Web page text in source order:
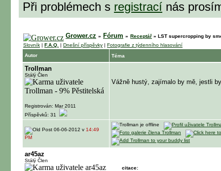
Při problémech s registrací nás
Grower.cz » Fórum » Receptář » LST supercropping by
Slovník | F.A.Q. | Dnešní příspěvky | Fotografie z týdenního hlasování
Autor
Téma
Trollman
Stálý Člen
Registrován: Mar 2011
Příspěvků: 31
Vážně hustý, zajímalo by mě, jestli
06-06-2012 v 14:49
PM
ar45az
Stálý Člen
citace: